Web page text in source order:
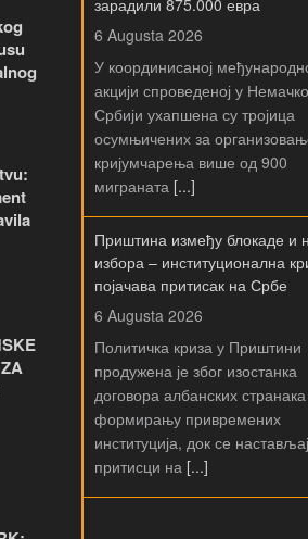
6 Augusta 2026
У координисаној међународној
акцији спроведеној у Немачкој
Србији ухапшена су тројица
осумњичених за организовање
кријумчарења више од 900
миграната[...]
Приштина између блокаде и
избора – институционална
појачава притисак на Србе
6 Augusta 2026
Политичка криза у Приштини
продужена је због изостанка
договора албанских странака о
формирању привремених
институција, док се настављају
притисци на [...]
Ђедовић Хандановић: